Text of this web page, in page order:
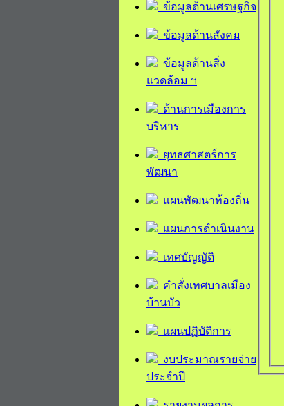
ข้อมูลด้านเศรษฐกิจ
ข้อมูลด้านสังคม
ข้อมูลด้านสิ่ง
แวดล้อม ฯ
ด้านการเมืองการ
บริหาร
ยุทธศาสตร์การ
พัฒนา
แผนพัฒนาท้องถิ่น
แผนการดำเนินงาน
เทศบัญญัติ
คำสั่งเทศบาลเมือง
บ้านบัว
แผนปฏิบัติการ
งบประมาณรายจ่าย
ประจำปี